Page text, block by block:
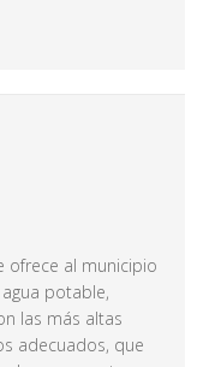
ofrece al municipio
potable,
las más altas
adecuados, que